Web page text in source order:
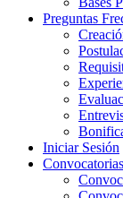
Preguntas
Iniciar Sesión
Convocatorias